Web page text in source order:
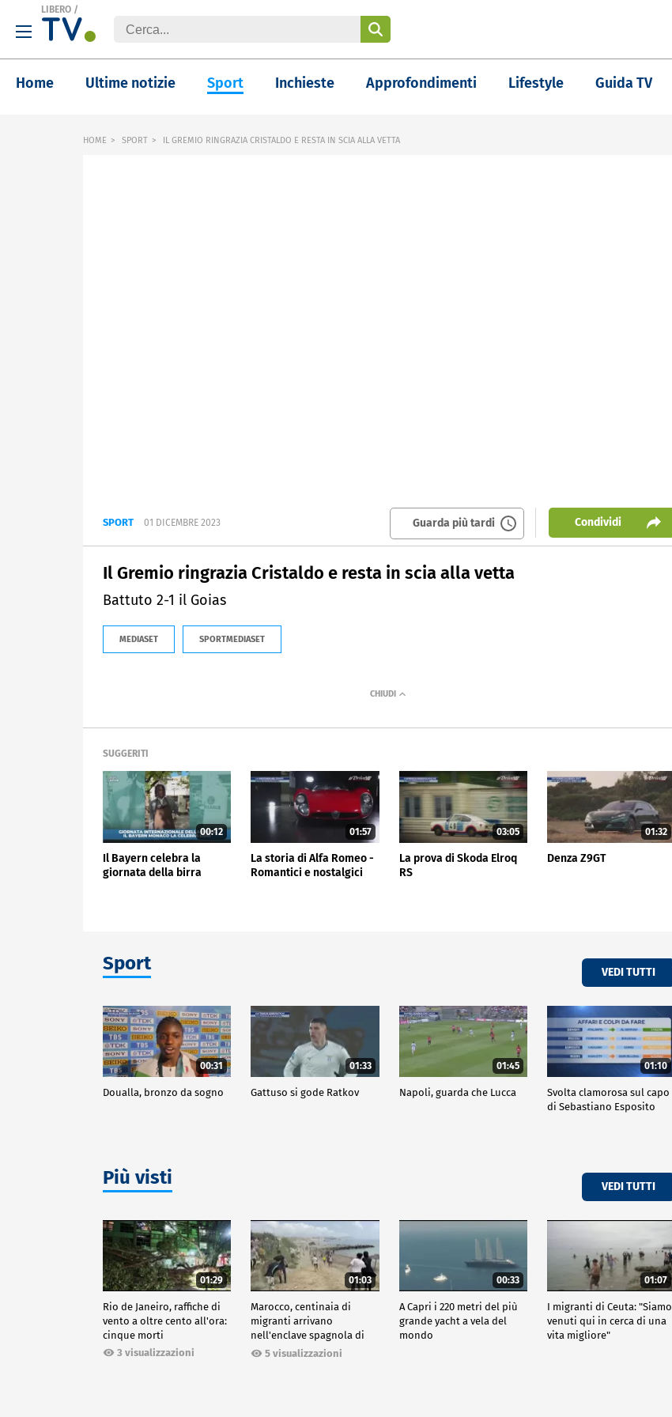
LIBERO /
Home Ultime notizie Sport Inchieste Approfondimenti Lifestyle Guida TV
HOME SPORT IL GREMIO RINGRAZIA CRISTALDO E RESTA IN SCIA ALLA VETTA
SPORT 01 DICEMBRE 2023 Guarda più tardi Condividi
Il Gremio ringrazia Cristaldo e resta in scia alla vetta
Battuto 2-1 il Goias
MEDIASET SPORTMEDIASET
SUGGERITI
00:12
Il Bayern celebra la
giornata della birra
01:57
La storia di Alfa Romeo -
Romantici e nostalgici
03:05
La prova di Skoda Elroq
RS
01:32
Denza Z9GT
Sport VEDI TUTTI
00:31
Doualla, bronzo da sogno
01:33
Gattuso si gode Ratkov
01:45
Napoli, guarda che Lucca
01:10
Svolta clamorosa sul capo
di Sebastiano Esposito
Più visti VEDI TUTTI
01:29
Rio de Janeiro, raffiche di
vento a oltre cento all'ora:
cinque morti
3 visualizzazioni
01:03
Marocco, centinaia di
migranti arrivano
nell'enclave spagnola di
Ceuta5 visualizzazioni
00:33
A Capri i 220 metri del più
grande yacht a vela del
mondo
01:07
I migranti di Ceuta: "Siamo
venuti qui in cerca di una
vita migliore"